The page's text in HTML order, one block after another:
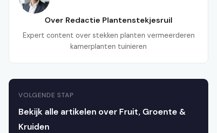
Over Redactie Plantenstekjesruil
Expert content over stekken planten vermeerderen
kamerplanten tuinieren
VOLGENDE STAP
Bekijk alle artikelen over Fruit, Groente &
Kruiden